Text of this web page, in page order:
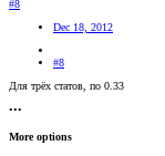
#8
Dec 18, 2012
#8
Для трёх статов, по 0.33
•••
More options